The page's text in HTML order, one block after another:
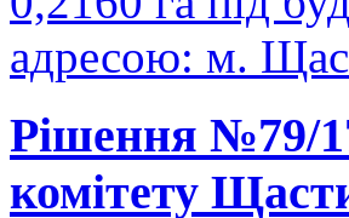
адресою: м.
Рішення №79/
комітету